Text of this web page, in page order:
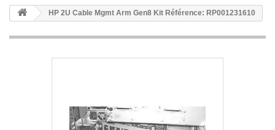
HP 2U Cable Mgmt Arm Gen8 Kit Référence: RP001231610